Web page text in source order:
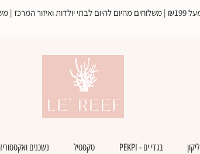
חינם מעל
בגדי ים - PEKPI טקסטיל נשכנים ואקססוריז